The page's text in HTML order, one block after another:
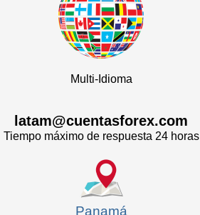
Multi-Idioma
latam@cuentasforex.com
Tiempo máximo de respuesta 24 horas
Panamá